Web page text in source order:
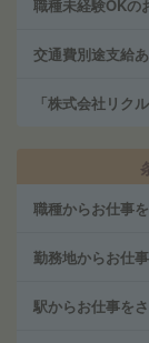
職種未経験OKの
交通費別途支給
「株式会社リク
職種からお仕事
勤務地からお仕
駅からお仕事を